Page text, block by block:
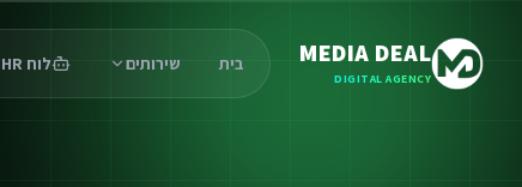
MEDIA DEAL
DIGITAL AGENCY
בית שירותים לוח HR סוכנים